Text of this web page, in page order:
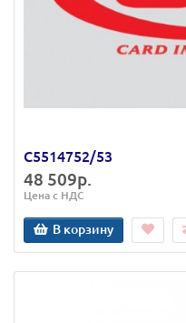
C5514752/53
48 509р.
Цена с НДС
В корзину